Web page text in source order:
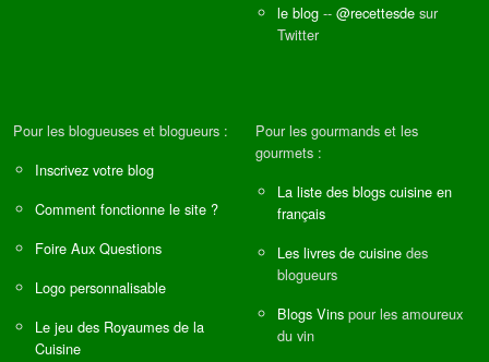
le blog -- @recettesde sur
Twitter
Pour les blogueuses et blogueurs :
Inscrivez votre blog
Comment fonctionne le site ?
Foire Aux Questions
Logo personnalisable
Le jeu des Royaumes de la
Cuisine
Pour les gourmands et les
gourmets :
La liste des blogs cuisine en
français
Les livres de cuisine des
blogueurs
Blogs Vins pour les amoureux
du vin